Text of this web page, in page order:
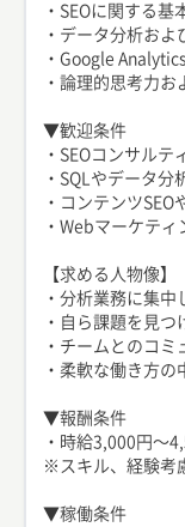
・SEOに関する基
・データ分析およ
・Google
・論理的思考力お
▼歓迎条件
・SEOコンサルテ
・SQLやデータ分
・コンテンツSEO
・Webマーケテ
【求める人物像】
・分析業務に集
・自ら課題を見
・チームとのコ
・柔軟な働き方
▼報酬条件
・時給3,000円〜
※スキル、経験考
▼稼働条件